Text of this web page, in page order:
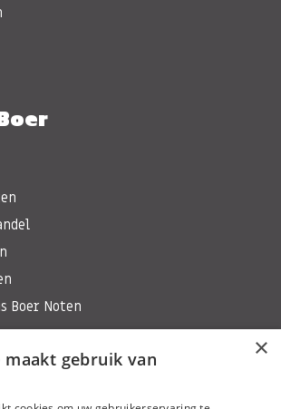
Boer Noten
×
maakt gebruik van